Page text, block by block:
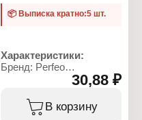
📦 Выписка кратно:5 шт.
Характеристики:
Бренд: Perfeo
Артикул: PF CR2450/5BL
Тип товара: Батарейка
Типоразмер: CR2450
30,88 ₽
В корзину